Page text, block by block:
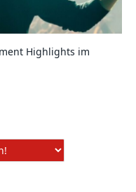
Highlights im